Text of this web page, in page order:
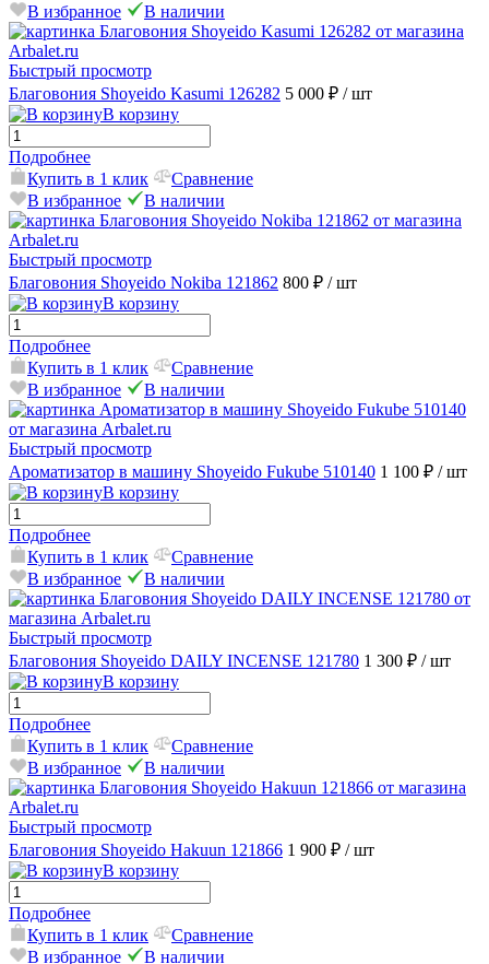
В избранное
В наличии
Быстрый просмотр
Благовония Shoyeido Kasumi 126282 5 000 ₽ / шт
В корзину
Подробнее
Купить в 1 клик
Сравнение
В избранное
В наличии
Быстрый просмотр
Благовония Shoyeido Nokiba 121862 800 ₽ / шт
В корзину
Подробнее
Купить в 1 клик
Сравнение
В избранное
В наличии
Быстрый просмотр
Ароматизатор в машину Shoyeido Fukube 510140 1 100 ₽ / шт
В корзину
Подробнее
Купить в 1 клик
Сравнение
В избранное
В наличии
Быстрый просмотр
Благовония Shoyeido DAILY INCENSE 121780 1 300 ₽ / шт
В корзину
Подробнее
Купить в 1 клик
Сравнение
В избранное
В наличии
Быстрый просмотр
Благовония Shoyeido Hakuun 121866 1 900 ₽ / шт
В корзину
Подробнее
Купить в 1 клик
Сравнение
В избранное
В наличии